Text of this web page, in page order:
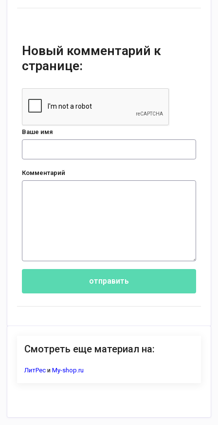
Новый комментарий к
странице:
Ваше имя
Комментарий
отправить
Смотреть еще материал на:
ЛитРес и My-shop.ru